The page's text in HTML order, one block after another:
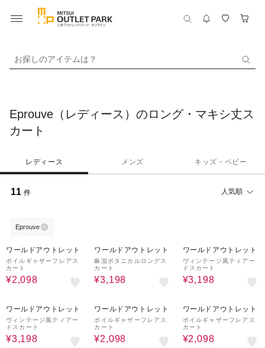
お探しのアイテムは？
Eprouve（レディース）のロング・マキシ丈ス
カート
レディース メンズ キッズ・ベビー
11 件 人気順
Eprouve
ワールドアウトレット
ボイルギャザーフレアス
カート
¥2,098
ワールドアウトレット
麻混ボタニカルロングス
カート
¥3,198
ワールドアウトレット
ヴィンテージ風ティアー
ドスカート
¥3,198
ワールドアウトレット
ヴィンテージ風ティアー
ドスカート
¥3,198
ワールドアウトレット
ボイルギャザーフレアス
カート
¥2,098
ワールドアウトレット
ボイルギャザーフレアス
カート
¥2,098